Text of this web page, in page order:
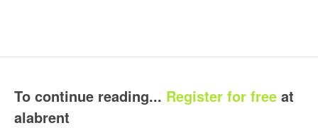
To continue reading... Register for free at
alabrent